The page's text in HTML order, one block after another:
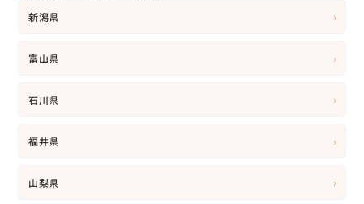
新潟県 ›
富山県 ›
石川県 ›
福井県 ›
山梨県 ›